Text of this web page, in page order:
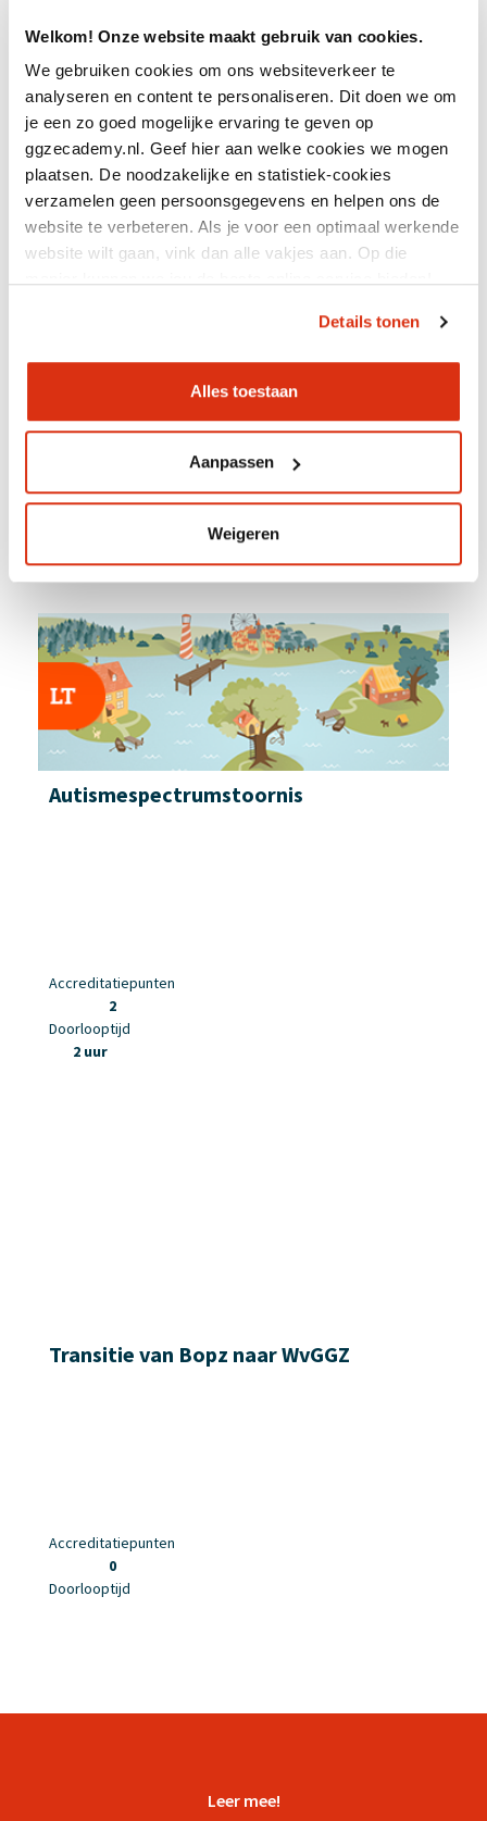
Welkom! Onze website maakt gebruik van cookies.
We gebruiken cookies om ons websiteverkeer te
analyseren en content te personaliseren. Dit doen we om
je een zo goed mogelijke ervaring te geven op
ggzecademy.nl. Geef hier aan welke cookies we mogen
plaatsen. De noodzakelijke en statistiek-cookies
verzamelen geen persoonsgegevens en helpen ons de
website te verbeteren. Als je voor een optimaal werkende
website wilt gaan, vink dan alle vakjes aan. Op die
Details tonen
Alles toestaan
Aanpassen
Weigeren
Ruimte maken voor ervaringskennis
Accreditatiepunten
1,5 uur
Autismespectrum­stoornis
Accreditatiepunten
2
Doorlooptijd
2 uur
Transitie van Bopz naar WvGGZ
Accreditatiepunten
0
Doorlooptijd
Leer mee!